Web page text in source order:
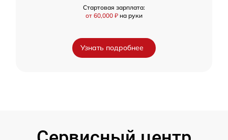
Стартовая зарплата:
от 60,000 ₽ на руки
Узнать подробнее